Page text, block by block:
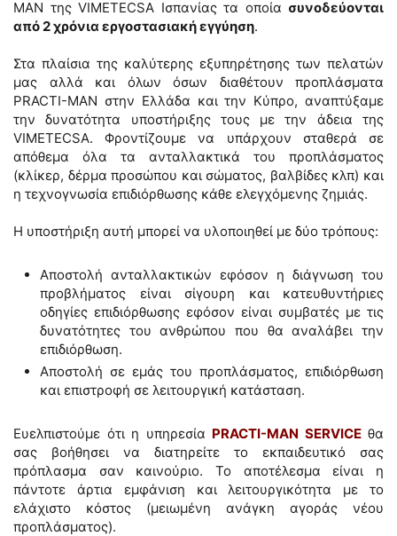
MAN της VIMETECSA Ισπανίας τα οποία συνοδεύονται
από 2 χρόνια εργoστασιακή εγγύηση.
Στα πλαίσια της καλύτερης εξυπηρέτησης των πελατών
μας αλλά και όλων όσων διαθέτουν προπλάσματα
PRACTI-MAN στην Ελλάδα και την Κύπρο, αναπτύξαμε
την δυνατότητα υποστήριξης τους με την άδεια της
VIMETECSA. Φροντίζουμε να υπάρχουν σταθερά σε
απόθεμα όλα τα ανταλλακτικά του προπλάσματος
(κλίκερ, δέρμα προσώπου και σώματος, βαλβίδες κλπ) και
η τεχνογνωσία επιδιόρθωσης κάθε ελεγχόμενης ζημιάς.
Η υποστήριξη αυτή μπορεί να υλοποιηθεί με δύο τρόπους:
Αποστολή ανταλλακτικών εφόσον η διάγνωση του
προβλήματος είναι σίγουρη και κατευθυντήριες
οδηγίες επιδιόρθωσης εφόσον είναι συμβατές με τις
δυνατότητες του ανθρώπου που θα αναλάβει την
επιδιόρθωση.
Αποστολή σε εμάς του προπλάσματος, επιδιόρθωση
και επιστροφή σε λειτουργική κατάσταση.
Ευελπιστούμε ότι η υπηρεσία PRACTI-MAN SERVICEθα
σας βοήθησει να διατηρείτε το εκπαιδευτικό σας
πρόπλασμα σαν καινούριο. Το αποτέλεσμα είναι η
πάντοτε άρτια εμφάνιση και λειτουργικότητα με το
ελάχιστο κόστος (μειωμένη ανάγκη αγοράς νέου
προπλάσματος).